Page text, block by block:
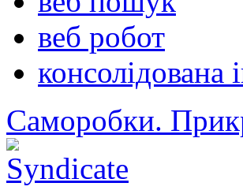
веб робот
консолідована
Саморобки.